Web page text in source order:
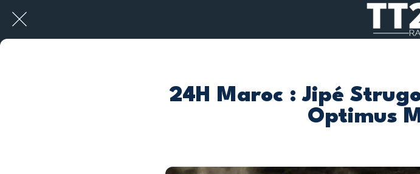
24H Maroc : Jipé
Optimus